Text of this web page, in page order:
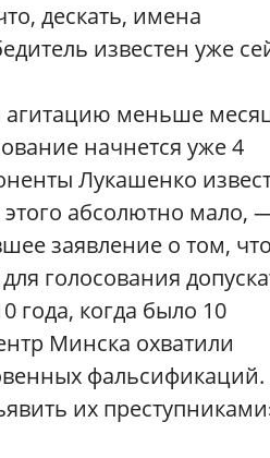
дескать, имена
известен уже
агитацию меньше
начнется уже 4
Лукашенко
абсолютно мало,
заявление о том,
голосования
года, когда было 10
Минска охватили
фальсификаций.
их